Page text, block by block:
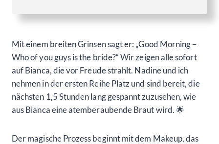
Mit einem breiten Grinsen sagt er: „Good Morning –
Who of you guys is the bride?“ Wir zeigen alle sofort
auf Bianca, die vor Freude strahlt. Nadine und ich
nehmen in der ersten Reihe Platz und sind bereit, die
nächsten 1,5 Stunden lang gespannt zuzusehen, wie
aus Bianca eine atemberaubende Braut wird. 🌟
Der magische Prozess beginnt mit dem Makeup, das